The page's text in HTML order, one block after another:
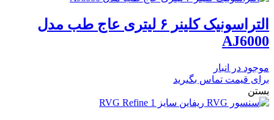
التراسونیک کلینر ۶ لیتری عاج طب مدل
AJ6000
موجود در انبار
برای قیمت تماس بگیرید
بستن